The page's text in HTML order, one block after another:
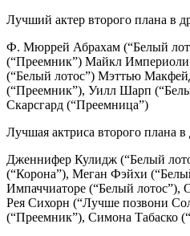
Лучший актер второго плана в
Ф. Мюррей Абрахам (“Белый
(“Преемник”) Майкл
(“Белый лотос”) Мэттью
(“Преемник”), Уилл Шарп
Скарсгард (“Преемница”)
Лучшая актриса второго плана в
Дженнифер Кулидж (“Белый
(“Корона”), Меган Фэйхи
Импаччиаторе (“Белый лотос”),
Рея Сихорн (“Лучше позвони
(“Преемник”), Симона Табаско